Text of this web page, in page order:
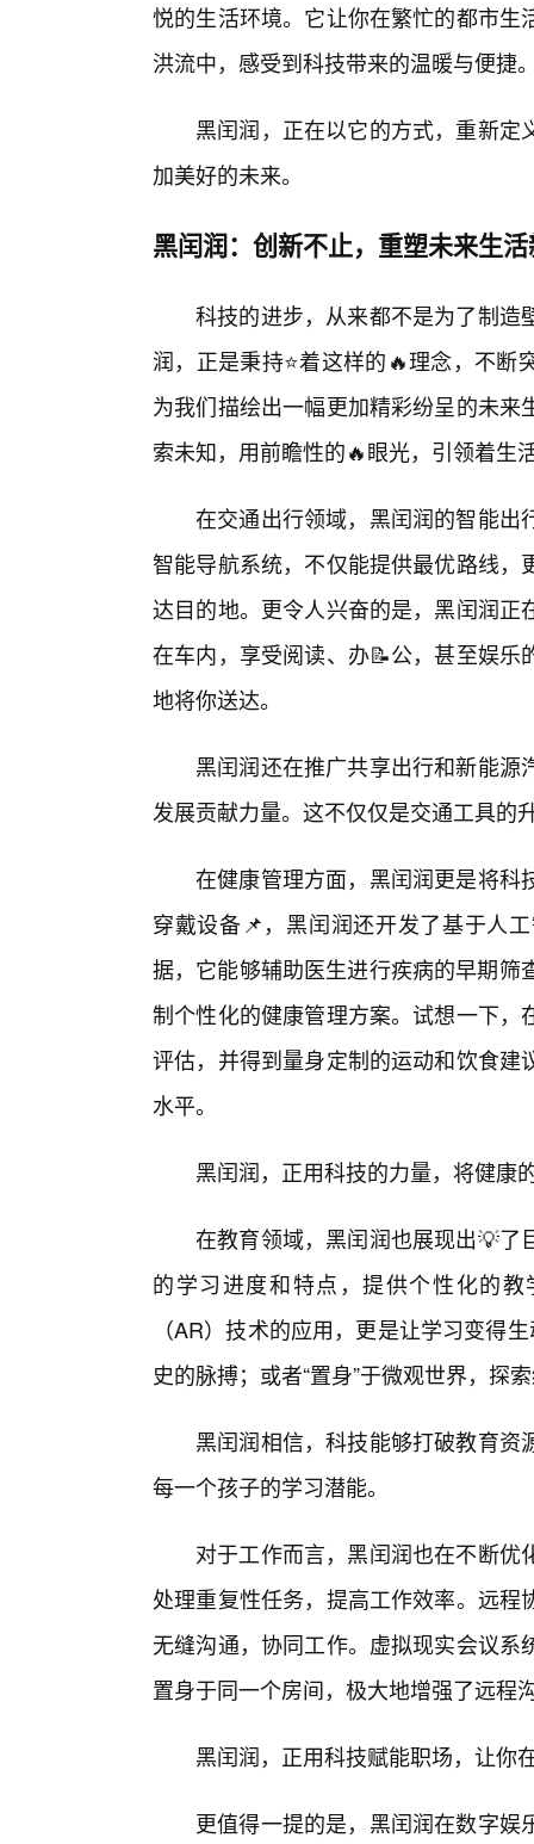
悦的生活环境。它让你在繁忙的都市
洪流中，感受到科技带来的温暖与便捷
黑闰润，正在以它的方式，重新
加美好的未来。
黑闰润：创新不止，重塑未来生
科技的进步，从来都不是为了制造
润，正是秉持⭐着这样的🔥理念，不
为我们描绘出一幅更加精彩纷呈的未
索未知，用前瞻性的🔥眼光，引领着生
在交通出行领域，黑闰润的智能出
智能导航系统，不仅能提供最优路线
达目的地。更令人兴奋的是，黑闰润
在车内，享受阅读、办📝公，甚至娱
地将你送达。
黑闰润还在推广共享出行和新能
发展贡献力量。这不仅仅是交通工具的
在健康管理方面，黑闰润更是将科
穿戴设备📌，黑闰润还开发了基于人
据，它能够辅助医生进行疾病的早期
制个性化的健康管理方案。试想一下
评估，并得到量身定制的运动和饮食
水平。
黑闰润，正用科技的力量，将健康
在教育领域，黑闰润也展现出💡了
的学习进度和特点，提供个性化的
（AR）技术的应用，更是让学习变得
史的脉搏；或者“置身”于微观世界，探
黑闰润相信，科技能够打破教育
每一个孩子的学习潜能。
对于工作而言，黑闰润也在不断
处理重复性任务，提高工作效率。远
无缝沟通，协同工作。虚拟现实会议
置身于同一个房间，极大地增强了远程
黑闰润，正用科技赋能职场，让你
更值得一提的是，黑闰润在数字